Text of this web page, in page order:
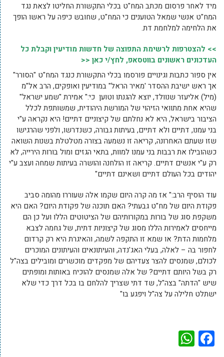
מיד לאחר פרסום מכתב המח"ט בכלי התקשורת החליטו לצאת נגד
המח"ט אנשי שמאל הטוענים כי המח"ט, שחובש כיפה על ראשו הופך
את הלחימה למלחמת דת.
>> להצטרפות לרשימת התפוצה של חדשות מודיעין וקבלת כל
העדכונים ראשונים בווטסאפ, לחץ/י כאן <<
אין ספור כתבות וגינויים פורסמו בכלי התקשורת כנגד המח"ט "הסורר"
אך ראש ישיבת ההסדר 'מאיר הראל" במודיעין ואופקים, הרב אל"מ
(מיל) אליעזר שנוולד, יוצא להגנתו וטוען כי:" אמירת "שמע ישראל"
שהיא אחת מתוואי הזיהוי של המורשת היהודית, שמשותפת לכלל
הציבור בישראל, היא לא נחלתם של קיצוניים דתיים! היא נקראה ע"י
בני עמנו, דתיים ולא דתיים, בעיתות גבורה, כשנדרשו, ולפני שהרגישו
שזו שעתם האחרונה, קריאה זו נשמעה בצורה מטלטלת בשנות השואה
כשהובילו את רבבות בני עמנו למוות, בתאי הגזים ומול בורות הירייה, לא
רק ע"י אנשים דתיים. קריאה זו הולחנה והושרה בעיתות שמחה ועצב ע"י
יהודים בכל העולם דתיים ושאינם דתיים"
עוד הוסיף הרב:" אז מה קרה היום שקמו אלה שעוררו מהומה סביב
פקודת היום של מח"ט גבעתי? האם תוכנה של פקודת היום? האם היא
משקפת סוג של בורות במקורותיהם של הציטוטים הללו ועל כן הם
מייחסים לאמירות הללו מסוג של קיצוניות דתית, של גחמה לצבא
מלחמות הדת? או שמא זו התקפה לשמה, והאיגרת היא רק קרדום
לחפור בה – לאלה, בעלי האג'נדה, והעיתונאים והעיתונים המוכרים
לכולם, שמנסים להצר צעדיהם של מפקדים מוכשרים ומובילים בצה"ל
רק בשל היותם דתיים? של אלה שמנסים להוכיח באותות ומופתים
שיש "הדתה" בצה"ל, שד דתי שצריך להלחם בו בכל דרך כדי שלא
ישתלט חלילה על צה"ל ויפגע בו"
Facebook